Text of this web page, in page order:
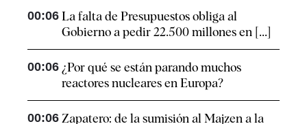
00:06 La falta de Presupuestos obliga al
Gobierno a pedir 22.500 millones en [...]
00:06 ¿Por qué se están parando muchos
reactores nucleares en Europa?
00:06 Zapatero: de la sumisión al Majzen a la